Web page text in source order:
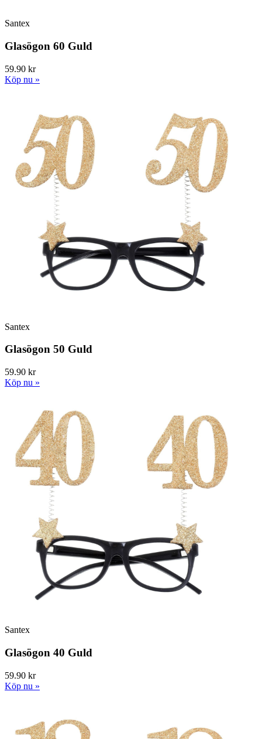
Santex
Glasögon 60 Guld
59.90 kr
Köp nu »
Santex
Glasögon 50 Guld
59.90 kr
Köp nu »
Santex
Glasögon 40 Guld
59.90 kr
Köp nu »